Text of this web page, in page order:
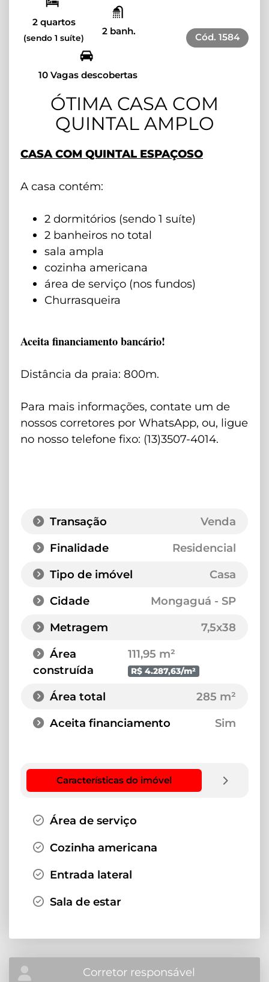
2 quartos
(sendo 1 suíte)
2 banh.
10 Vagas descobertas
Cód. 1584
ÓTIMA CASA COM
QUINTAL AMPLO
CASA COM QUINTAL ESPAÇOSO
A casa contém:
2 dormitórios (sendo 1 suíte)
2 banheiros no total
sala ampla
cozinha americana
área de serviço (nos fundos)
Churrasqueira
Aceita financiamento bancário!
Distância da praia: 800m.
Para mais informações, contate um de
nossos corretores por WhatsApp, ou, ligue
no nosso telefone fixo: (13)3507-4014.
Transação
Venda
Finalidade
Residencial
Tipo de imóvel
Casa
Cidade
Mongaguá - SP
Metragem
7,5x38
Área
construída
111,95 m²
R$ 4.287,63/m²
Área total
285 m²
Aceita financiamento
Sim
Características do imóvel
Área de serviço
Cozinha americana
Entrada lateral
Sala de estar
Corretor responsável